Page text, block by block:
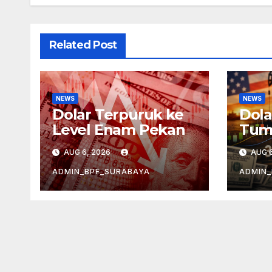
Related Post
NEWS
Dolar Terpuruk ke
Level Enam Pekan
AUG 6, 2026
ADMIN_BPF_SURABAYA
NEWS
AUG